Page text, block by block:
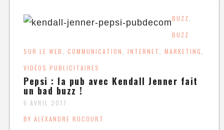
BUZZ ,
BUZZ
SUR LE WEB ,COMMUNICATION , INTERNET , MARKETING ,
VIDÉOS PUBLICITAIRES
Pepsi : la pub avec Kendall Jenner fait
un bad buzz !
6 AVRIL 2017
BY ALEXANDRE ROCOURT